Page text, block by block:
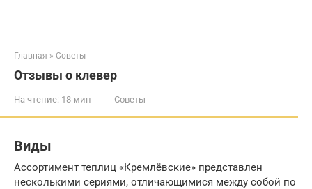
Главная » Советы
Отзывы о клевер
На чтение: 18 мин Советы
Виды
Ассортимент теплиц «Кремлёвские» представлен
несколькими сериями, отличающимися между собой по